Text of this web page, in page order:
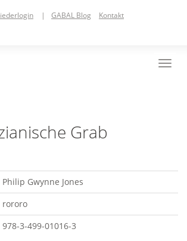
| GABAL Blog Kontakt
Grab
Philip Gwynne Jones
rororo
978-3-499-01016-3